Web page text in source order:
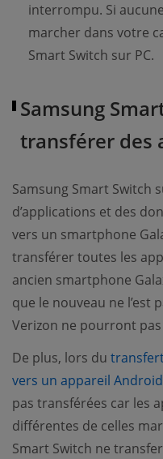
interrompu. Si
marcher dans votre
Smart Switch sur PC.
Samsung
transférer des
Samsung Smart Switch
d’applications et des
vers un smartphone
transférer toutes les
ancien smartphone
que le nouveau ne l’est
Verizon ne pourront
De plus, lors du
vers un appareil Android
pas transférées car les
différentes de celles
Smart Switch ne